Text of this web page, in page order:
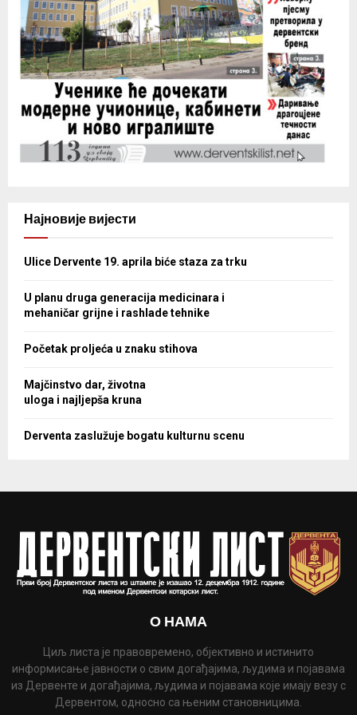
Најновије вијести
Ulice Dervente 19. aprila biće staza za trku
U planu druga generacija medicinara i
mehaničar grijne i rashlade tehnike
Početak proljeća u znaku stihova
Majčinstvo dar, životna
uloga i najljepša kruna
Derventa zaslužuje bogatu kulturnu scenu
О НАМА
Циљ листа је правовремено, објективно и истинито
информисање јавности о свим догађајима, људима и појавама
из Дервенте и догађајима, људима и појавама које имају везу с
Дервентом, односно са њеним становницима.